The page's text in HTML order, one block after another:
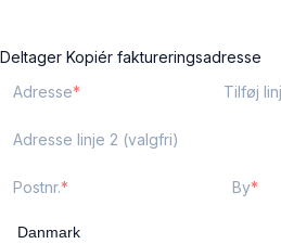
Deltager Kopiér faktureringsadresse
Adresse
Tilføj
Adresse linje 2 (valgfri)
Postnr. By